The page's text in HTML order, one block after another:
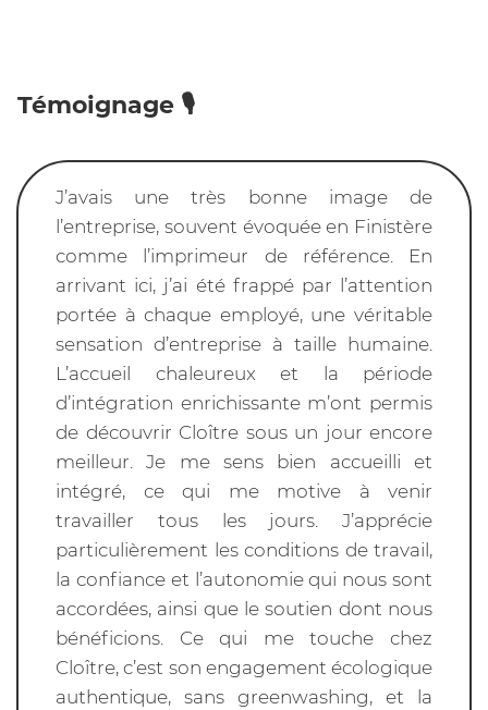
Témoignage 🎙️
J’avais une très bonne image de
l’entreprise, souvent évoquée en Finistère
comme l’imprimeur de référence. En
arrivant ici, j’ai été frappé par l’attention
portée à chaque employé, une véritable
sensation d’entreprise à taille humaine.
L’accueil chaleureux et la période
d’intégration enrichissante m’ont permis
de découvrir Cloître sous un jour encore
meilleur. Je me sens bien accueilli et
intégré, ce qui me motive à venir
travailler tous les jours. J’apprécie
particulièrement les conditions de travail,
la confiance et l’autonomie qui nous sont
accordées, ainsi que le soutien dont nous
bénéficions. Ce qui me touche chez
Cloître, c’est son engagement écologique
authentique, sans greenwashing, et la